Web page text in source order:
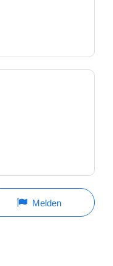
Melden